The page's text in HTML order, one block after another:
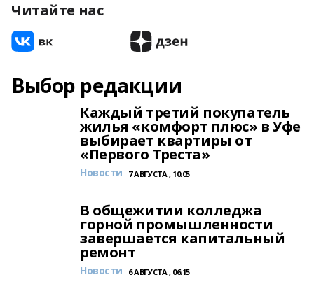
Читайте нас
Выбор редакции
Каждый третий покупатель
жилья «комфорт плюс» в Уфе
выбирает квартиры от
«Первого Треста»
Новости 7 АВГУСТА , 10:05
В общежитии колледжа
горной промышленности
завершается капитальный
ремонт
Новости 6 АВГУСТА , 06:15